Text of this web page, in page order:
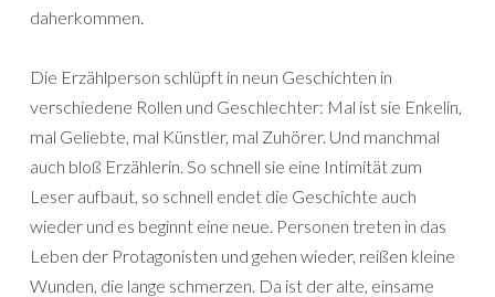
daherkommen.
Die Erzählperson schlüpft in neun Geschichten in
verschiedene Rollen und Geschlechter: Mal ist sie Enkelin,
mal Geliebte, mal Künstler, mal Zuhörer. Und manchmal
auch bloß Erzählerin. So schnell sie eine Intimität zum
Leser aufbaut, so schnell endet die Geschichte auch
wieder und es beginnt eine neue. Personen treten in das
Leben der Protagonisten und gehen wieder, reißen kleine
Wunden, die lange schmerzen. Da ist der alte, einsame